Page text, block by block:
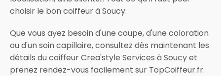
choisir le bon coiffeur à Soucy.
Que vous ayez besoin d'une coupe, d'une coloration
ou d'un soin capillaire, consultez dès maintenant les
détails du coiffeur Crea'style Services à Soucy et
prenez rendez-vous facilement sur TopCoiffeur.fr.